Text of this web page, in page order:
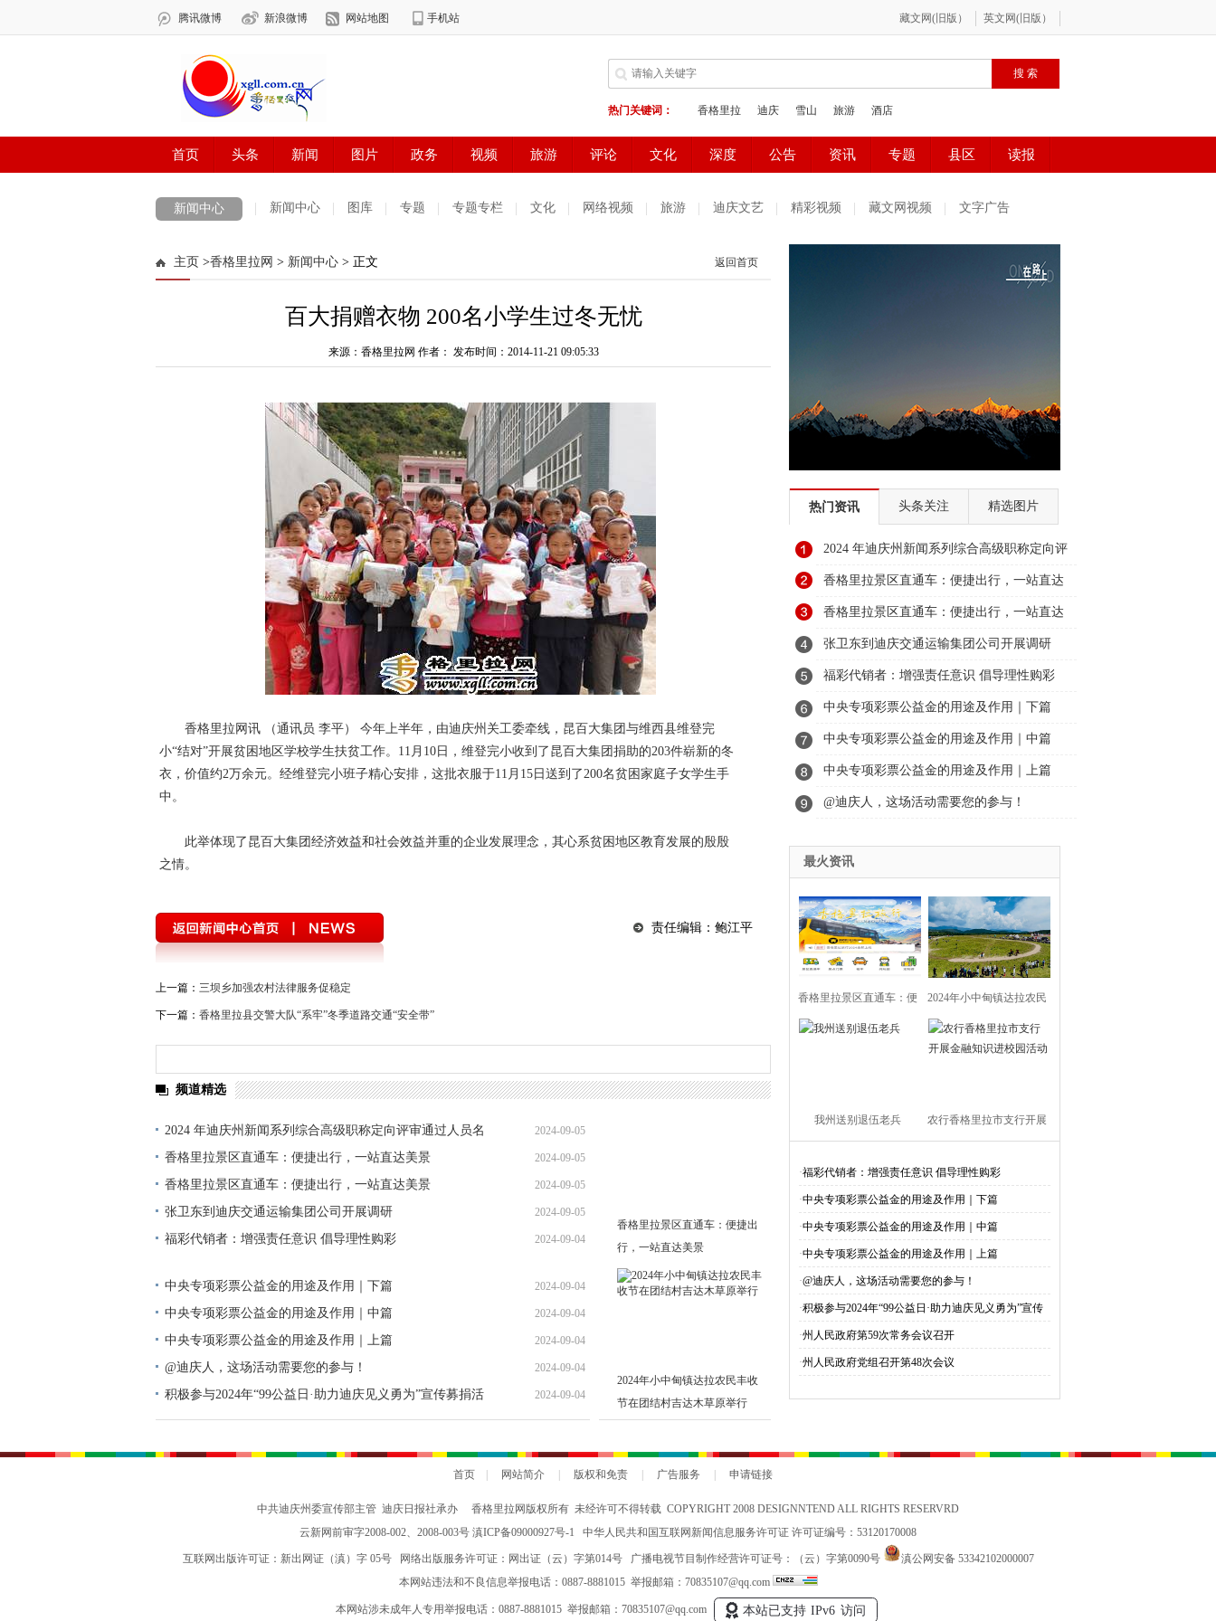
新闻中心 新闻中心 图库 专题 专题专栏 文化 网络视频 旅游 迪庆文艺 精彩视频 藏文网视频 文字广告
社区精选 魅力古镇 百姓感受
法治迪庆
主页 >香格里拉网 > 新闻中心 > 正文 返回首页
百大捐赠衣物 200名小学生过冬无忧
来源：香格里拉网 作者： 发布时间：2014-11-21 09:05:33
香格里拉网讯 （通讯员 李平）
今年上半年，由迪庆州关工委牵线，昆百大集团与维西县维登完
小“结对”开展贫困地区学校学生扶贫工作。11月10日，维登完小收到了昆百大集团捐助的203件崭新的冬
衣，价值约2万余元。经维登完小班子精心安排，这批衣服于11月15日送到了200名贫困家庭子女学生手
中。
此举体现了昆百大集团经济效益和社会效益并重的企业发展理念，其心系贫困地区教育发展的殷殷
之情。
责任编辑：鲍江平
上一篇： 三坝乡加强农村法律服务促稳定
下一篇： 香格里拉县交警大队“系牢”冬季道路交通“安全带”
频道精选
2024 年迪庆州新闻系列综合高级职称定向评审通过人员名
单公示
2024-09-05
香格里拉景区直通车：便捷出行，一站直达美景 2024-09-05
香格里拉景区直通车：便捷出行，一站直达美景 2024-09-05
张卫东到迪庆交通运输集团公司开展调研 2024-09-05
福彩代销者：增强责任意识 倡导理性购彩 2024-09-04
中央专项彩票公益金的用途及作用｜下篇 2024-09-04
中央专项彩票公益金的用途及作用｜中篇 2024-09-04
中央专项彩票公益金的用途及作用｜上篇 2024-09-04
@迪庆人，这场活动需要您的参与！ 2024-09-04
积极参与2024年“99公益日·助力迪庆见义勇为”宣传募捐活
动倡议书
2024-09-04
香格里拉景区直通车：便捷出
行，一站直达美景
2024年小中甸镇达拉农民丰收
节在团结村吉达木草原举行
热门资讯 头条关注 精选图片
2024 年迪庆州新闻系列综合高级职称定向评
审通过人员名单公示
香格里拉景区直通车：便捷出行，一站直达
美景
香格里拉景区直通车：便捷出行，一站直达
美景
张卫东到迪庆交通运输集团公司开展调研
福彩代销者：增强责任意识 倡导理性购彩
中央专项彩票公益金的用途及作用｜下篇
中央专项彩票公益金的用途及作用｜中篇
中央专项彩票公益金的用途及作用｜上篇
@迪庆人，这场活动需要您的参与！
最火资讯
香格里拉景区直通车：便 2024年小中甸镇达拉农民
我州送别退伍老兵​ 农行香格里拉市支行开展
·福彩代销者：增强责任意识 倡导理性购彩
·中央专项彩票公益金的用途及作用｜下篇
·中央专项彩票公益金的用途及作用｜中篇
·中央专项彩票公益金的用途及作用｜上篇
·@迪庆人，这场活动需要您的参与！
·积极参与2024年“99公益日·助力迪庆见义勇为”宣传
募捐活动倡议书
·州人民政府第59次常务会议召开
·州人民政府党组召开第48次会议